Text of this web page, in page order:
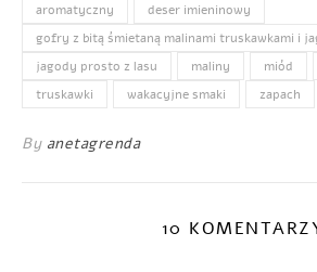
aromatyczny
deser imieninowy
gofry z bitą śmietaną malinami truskawkami i
jagody prosto z lasu
maliny miód
truskawki
wakacyjne smaki zapach
By anetagrenda
10